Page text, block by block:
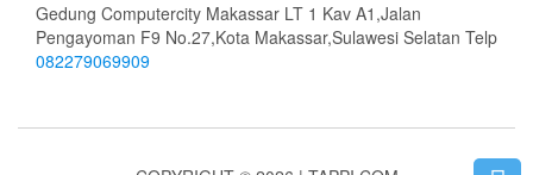
Gedung Computercity Makassar LT 1 Kav A1,Jalan
Pengayoman F9 No.27,Kota Makassar,Sulawesi Selatan Telp
082279069909